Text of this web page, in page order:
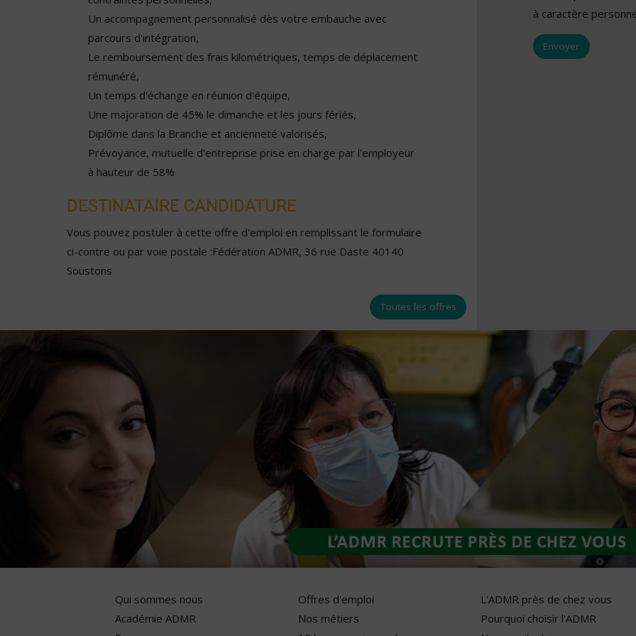
Un accompagnement personnalisé dès votre embauche avec
parcours d'intégration,
Le remboursement des frais kilométriques, temps de déplacement
rémunéré,
Un temps d'échange en réunion d'équipe,
Une majoration de 45% le dimanche et les jours fériés,
Diplôme dans la Branche et ancienneté valorisés,
Prévoyance, mutuelle d'entreprise prise en charge par l'employeur
à hauteur de 58%
DESTINATAIRE CANDIDATURE
Vous pouvez postuler à cette offre d'emploi en remplissant le formulaire
ci-contre ou par voie postale :Fédération ADMR, 36 rue Daste 40140
Soustons
Toutes les offres
à caractère
Qui sommes nous
Académie ADMR
Offres d'emploi
Nos métiers
L'ADMR près de chez vous
Pourquoi choisir l'ADMR